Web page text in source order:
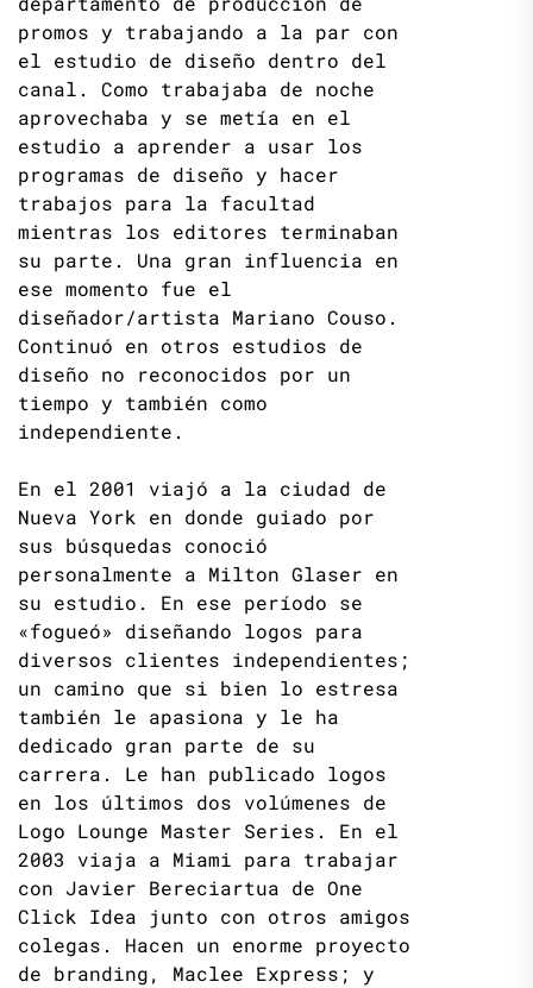
promos y trabajando a la par con
el estudio de diseño dentro del
canal. Como trabajaba de noche
aprovechaba y se metía en el
estudio a aprender a usar los
programas de diseño y hacer
trabajos para la facultad
mientras los editores terminaban
su parte. Una gran influencia en
ese momento fue el
diseñador/artista Mariano Couso.
Continuó en otros estudios de
diseño no reconocidos por un
tiempo y también como
independiente.
En el 2001 viajó a la ciudad de
Nueva York en donde guiado por
sus búsquedas conoció
personalmente a Milton Glaser en
su estudio. En ese período se
«fogueó» diseñando logos para
diversos clientes independientes;
un camino que si bien lo estresa
también le apasiona y le ha
dedicado gran parte de su
carrera. Le han publicado logos
en los últimos dos volúmenes de
Logo Lounge Master Series. En el
2003 viaja a Miami para trabajar
con Javier Bereciartua de One
Click Idea junto con otros amigos
colegas. Hacen un enorme proyecto
de branding, Maclee Express; y